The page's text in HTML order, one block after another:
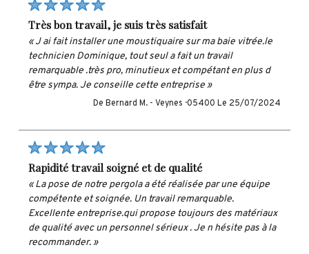
très bon travail, je suis très satisfait
« J ai fait installer une moustiquaire sur ma baie vitrée.le
technicien Dominique, tout seul a fait un travail
remarquable .très pro, minutieux et compétant en plus d
être sympa. Je conseille cette entreprise »
De Bernard M. - Veynes · 05400 Le 25/07/2024
rapidité travail soigné et de qualité
« La pose de notre pergola a été réalisée par une équipe
compétente et soignée. Un travail remarquable.
Excellente entreprise.qui propose toujours des matériaux
de qualité avec un personnel sérieux . Je n hésite pas à la
recommander. »